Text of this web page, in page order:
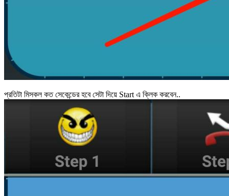
প্রতিটা মিসকল কত সেকেন্ডের হবে সেটা দিয়ে Start এ ক্লিক করবেন..